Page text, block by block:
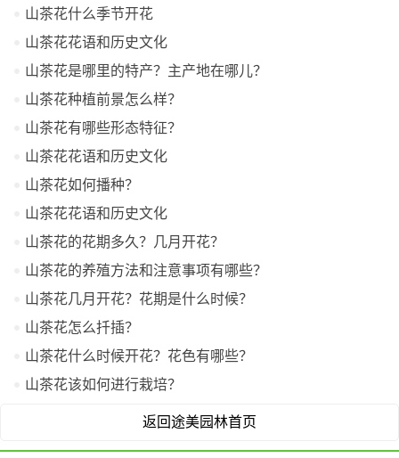
山茶花什么季节开花
山茶花花语和历史文化
山茶花是哪里的特产？主产地在哪儿？
山茶花种植前景怎么样？
山茶花有哪些形态特征？
山茶花花语和历史文化
山茶花如何播种？
山茶花花语和历史文化
山茶花的花期多久？几月开花？
山茶花的养殖方法和注意事项有哪些？
山茶花几月开花？花期是什么时候？
山茶花怎么扦插？
山茶花什么时候开花？花色有哪些？
山茶花该如何进行栽培？
返回途美园林首页